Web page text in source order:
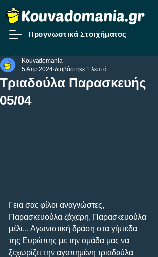
Προγνωστικά Στοιχήματος
Τριαδούλα Παρασκευής
05/04
Kouvadomania
5 Απρ 2024 διαβάστηκε 1 λεπτά
Γεια σας φίλοι αναγνώστες,
Παρασκευούλα ζάχαρη, Παρασκευούλα
μέλι... Αγωνιστική δράση στα γήπεδα
της Ευρώπης με την ομάδα μας να
ξεχωρίζει την αγαπημένη τριαδούλα